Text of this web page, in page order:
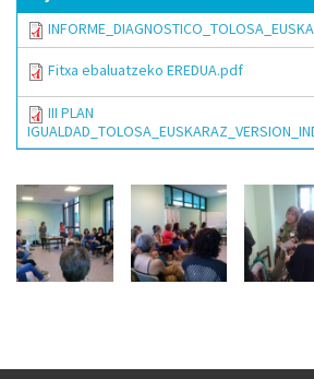
Fitxa ebaluatzeko EREDUA.pdf
III PLAN